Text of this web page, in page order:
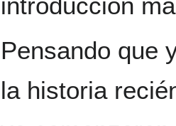
Pensando que
la historia